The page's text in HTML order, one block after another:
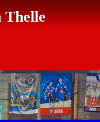
Thelle